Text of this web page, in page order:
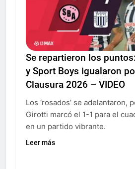
Se repartieron los
y Sport Boys igualaron
Clausura 2026 – VIDEO
Los ‘rosados’ se adelantaron,
Girotti marcó el 1-1 para el
en un partido vibrante.
Leer más